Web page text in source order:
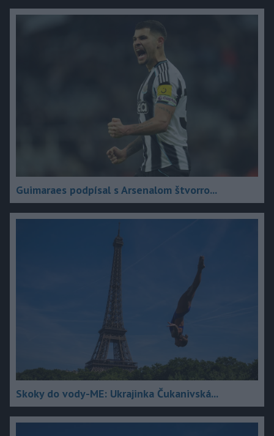
Guimaraes podpísal s Arsenalom štvorro...
Skoky do vody-ME: Ukrajinka Čukanivská...